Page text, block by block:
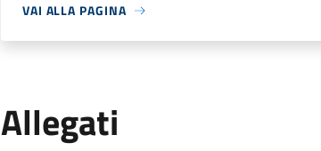
VAI ALLA PAGINA
Allegati